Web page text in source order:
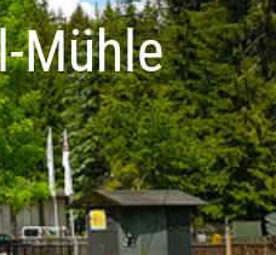
Mühle